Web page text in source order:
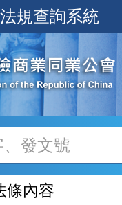
規查詢系統
條內容